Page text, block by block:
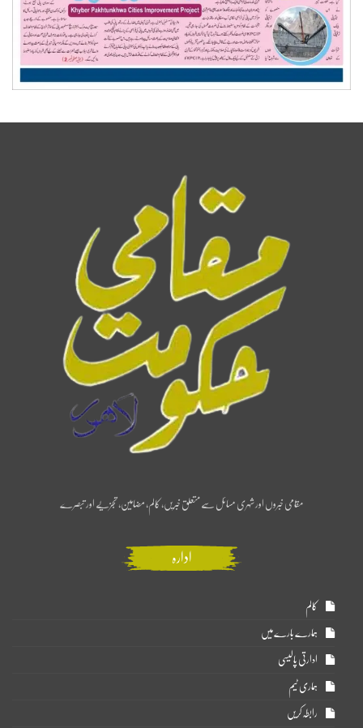
مقامی خبروں اور شہری مسائل سے متعلق خبریں، کالم، مضامین، تجزیے اور تبصرے
ادارہ
کالم
ہمارے بارے میں
ادارتی پالیسی
ہماری ٹیم
رابطہ کریں